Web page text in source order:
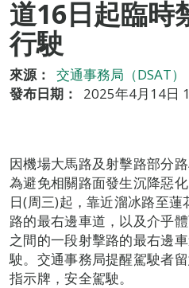
道16日起臨時
行駛
來源：
交通事務局（DSAT）
發布日期：
2025年4月14日
因機場大馬路及射擊路部分
為避免相關路面發生沉降惡
日(周三)起，靠近溜冰路至
路的最右邊車道，以及介乎
之間的一段射擊路的最右邊
駛。交通事務局提醒駕駛者
指示牌，安全駕駛。